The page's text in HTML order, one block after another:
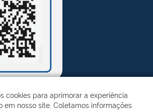
Federal do Piauí
cookies para aprimorar a experiência
em nosso site. Coletamos informações